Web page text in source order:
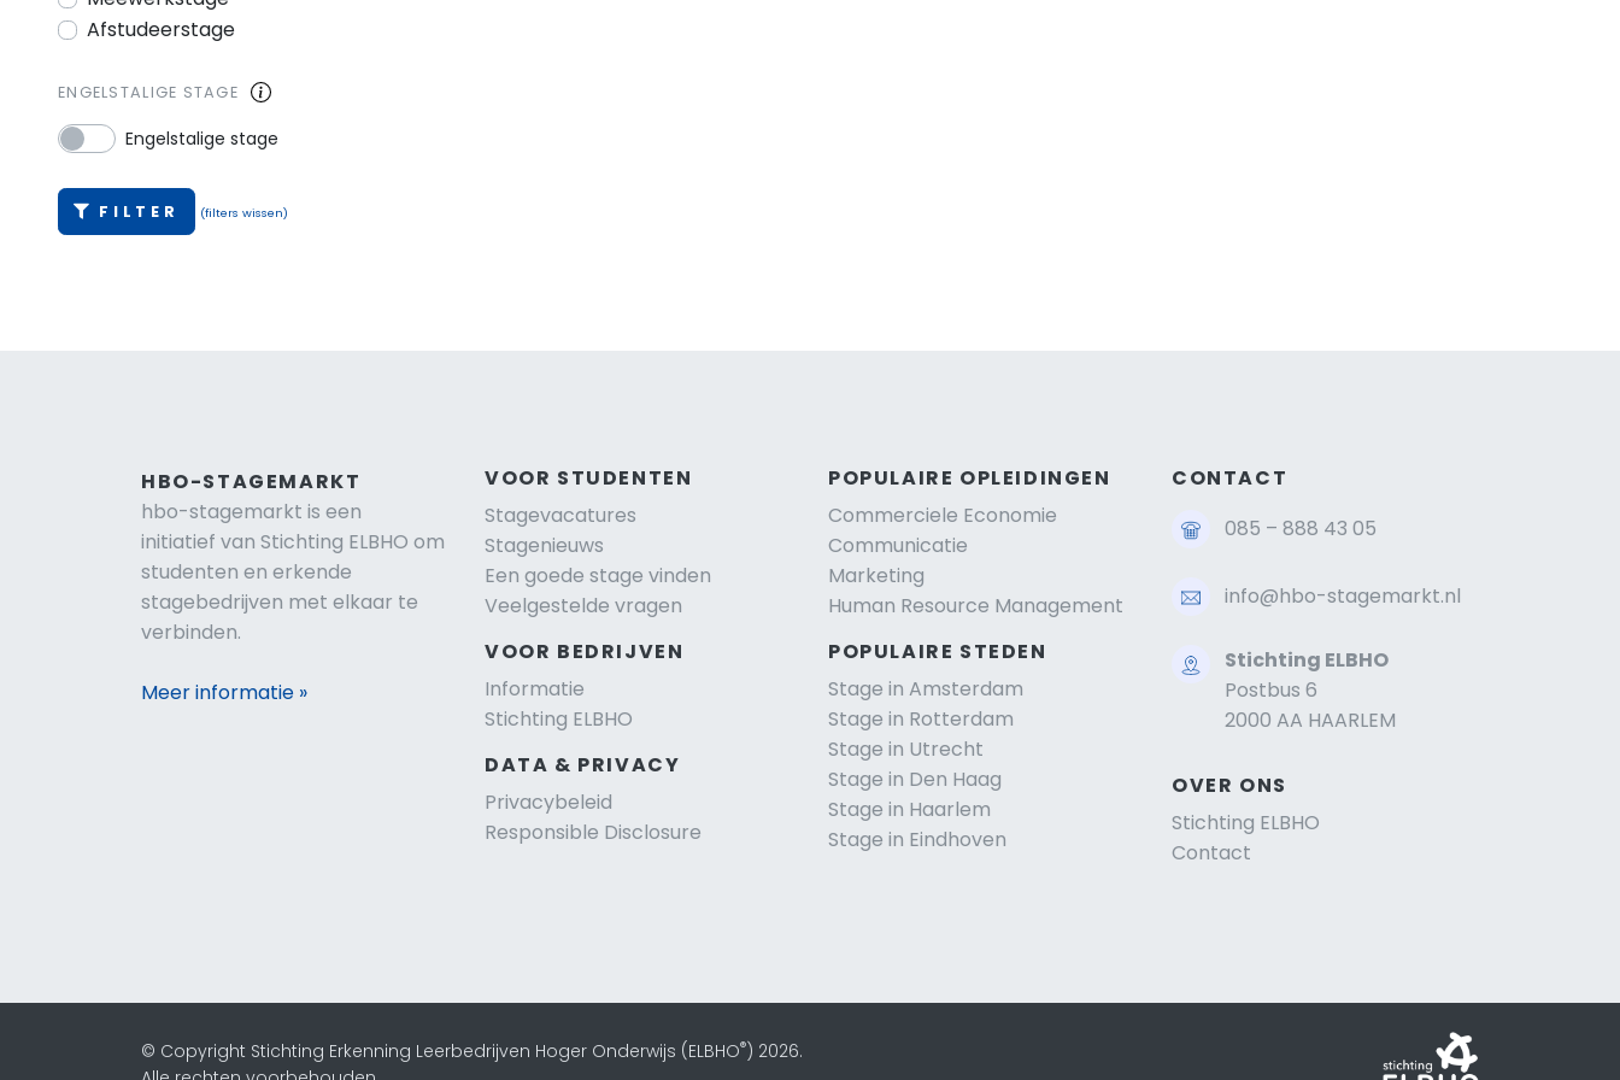
Afstudeerstage
ENGELSTALIGE STAGE
Engelstalige stage
FILTER (filters wissen)
HBO-STAGEMARKT
hbo-stagemarkt is een
initiatief van Stichting ELBHO om
studenten en erkende
stagebedrijven met elkaar te
verbinden.
Meer informatie »
VOOR STUDENTEN
Stagevacatures
Stagenieuws
Een goede stage vinden
Veelgestelde vragen
VOOR BEDRIJVEN
Informatie
Stichting ELBHO
DATA & PRIVACY
Privacybeleid
Responsible Disclosure
POPULAIRE OPLEIDINGEN
Commerciele Economie
Communicatie
Marketing
Human Resource Management
POPULAIRE STEDEN
Stage in Amsterdam
Stage in Rotterdam
Stage in Utrecht
Stage in Den Haag
Stage in Haarlem
Stage in Eindhoven
CONTACT
085 – 888 43 05
info@hbo-stagemarkt.nl
Stichting ELBHO
Postbus 6
2000 AA HAARLEM
OVER ONS
Stichting ELBHO
Contact
© Copyright Stichting Erkenning Leerbedrijven Hoger Onderwijs (ELBHO®) 2026.